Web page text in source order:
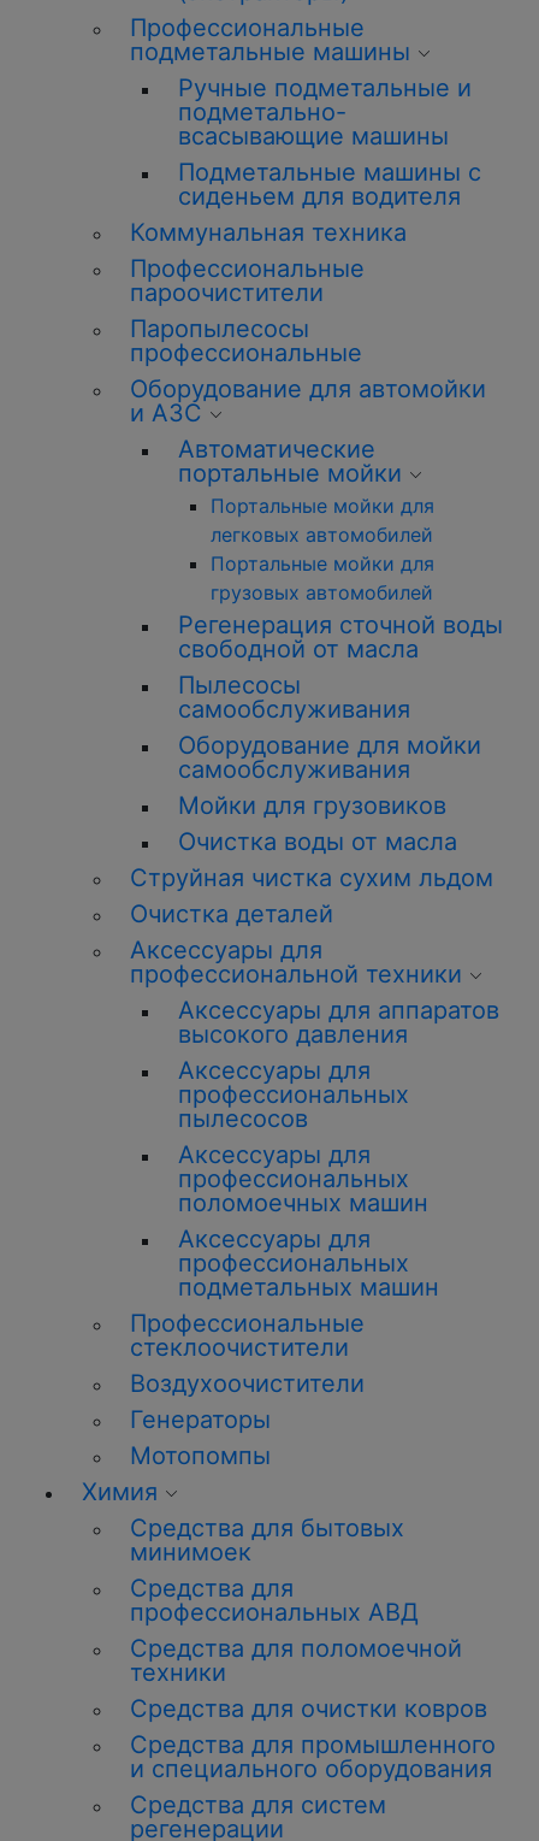
Профессиональные
подметальные машины
Ручные подметальные и
подметально-
всасывающие машины
Подметальные машины с
сиденьем для водителя
Коммунальная техника
Профессиональные
пароочистители
Паропылесосы
профессиональные
Оборудование для автомойки
и АЗС
Автоматические
портальные мойки
Портальные мойки для
легковых автомобилей
Портальные мойки для
грузовых автомобилей
Регенерация сточной воды
свободной от масла
Пылесосы
самообслуживания
Оборудование для мойки
самообслуживания
Мойки для грузовиков
Очистка воды от масла
Струйная чистка сухим льдом
Очистка деталей
Аксессуары для
профессиональной техники
Аксессуары для аппаратов
высокого давления
Аксессуары для
профессиональных
пылесосов
Аксессуары для
профессиональных
поломоечных машин
Аксессуары для
профессиональных
подметальных машин
Профессиональные
стеклоочистители
Воздухоочистители
Генераторы
Мотопомпы
Химия
Средства для бытовых
минимоек
Средства для
профессиональных АВД
Средства для поломоечной
техники
Средства для очистки ковров
Средства для промышленного
и специального оборудования
Средства для систем
регенерации